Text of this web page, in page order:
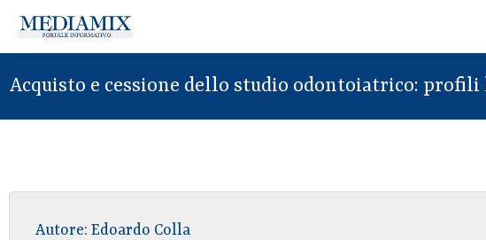
Acquisto e cessione dello studio odontoiatrico: profili
Autore: Edoardo Colla